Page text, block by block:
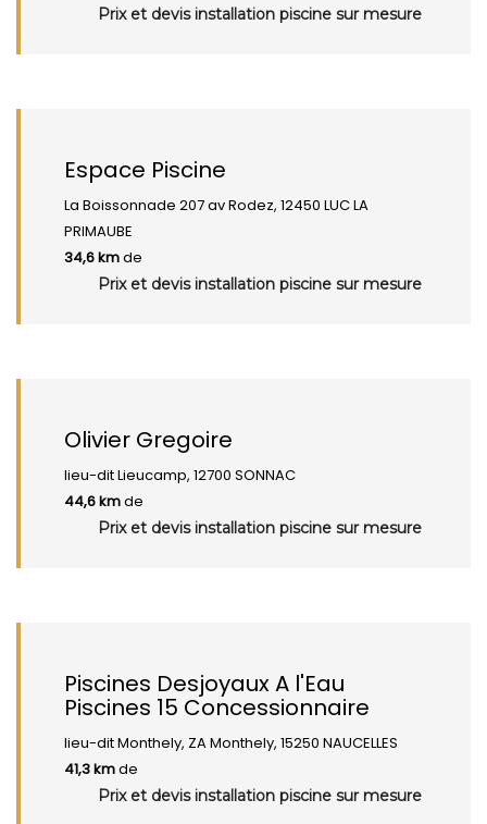
Prix et devis installation piscine sur mesure
Espace Piscine
La Boissonnade 207 av Rodez, 12450 LUC LA
PRIMAUBE
34,6 kmde
Prix et devis installation piscine sur mesure
Olivier Gregoire
lieu-dit Lieucamp, 12700 SONNAC
44,6 kmde
Prix et devis installation piscine sur mesure
Piscines Desjoyaux A l'Eau
Piscines 15 Concessionnaire
lieu-dit Monthely, ZA Monthely, 15250 NAUCELLES
41,3 kmde
Prix et devis installation piscine sur mesure